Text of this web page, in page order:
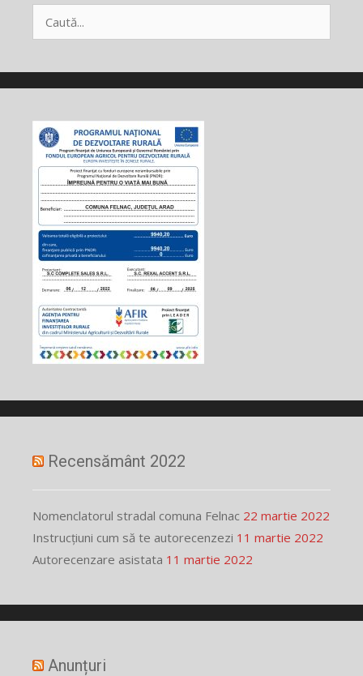
după:
Recensământ 2022
Nomenclatorul stradal comuna Felnac 22 martie 2022
Instrucțiuni cum să te autorecenzezi 11 martie 2022
Autorecenzare asistata 11 martie 2022
Anunțuri